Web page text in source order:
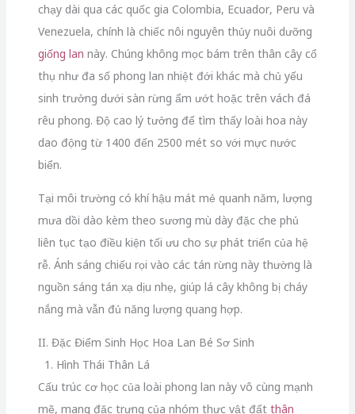
chạy dài qua các quốc gia Colombia, Ecuador, Peru và
Venezuela, chính là chiếc nôi nguyên thủy nuôi dưỡng
giống lan này. Chúng không mọc bám trên thân cây cổ
thụ như đa số phong lan nhiệt đới khác mà chủ yếu
sinh trưởng dưới sàn rừng ẩm ướt hoặc trên vách đá
rêu phong. Độ cao lý tưởng để tìm thấy loài hoa này
dao động từ 1400 đến 2500 mét so với mực nước
biển.
Tại môi trường có khí hậu mát mẻ quanh năm, lượng
mưa dồi dào kèm theo sương mù dày đặc che phủ
liên tục tạo điều kiện tối ưu cho sự phát triển của hệ
rễ. Ánh sáng chiếu rọi vào các tán rừng này thường là
nguồn sáng tán xạ dịu nhẹ, giúp lá cây không bị cháy
nắng mà vẫn đủ năng lượng quang hợp.
II. Đặc Điểm Sinh Học Hoa Lan Bé Sơ Sinh
1. Hình Thái Thân Lá
Cấu trúc cơ học của loài phong lan này vô cùng mạnh
mẽ, mang đặc trưng của nhóm thực vật đất thân